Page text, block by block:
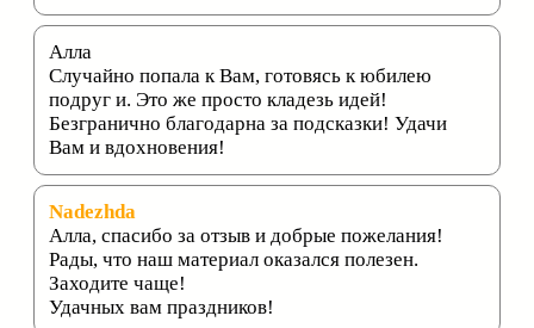
Алла
Случайно попала к Вам, готовясь к юбилею
подруг и. Это же просто кладезь идей!
Безгранично благодарна за подсказки! Удачи
Вам и вдохновения!
Nadezhda
Алла, спасибо за отзыв и добрые пожелания!
Рады, что наш материал оказался полезен.
Заходите чаще!
Удачных вам праздников!